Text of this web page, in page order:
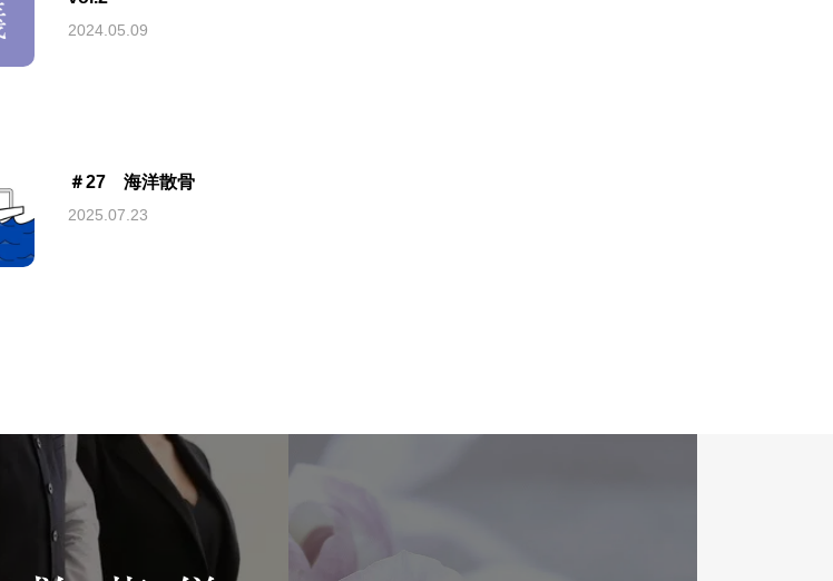
2024.05.09
＃27 海洋散骨
2025.07.23
ブログ
BLOG